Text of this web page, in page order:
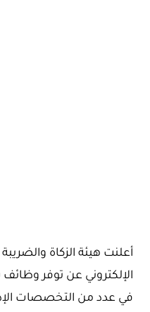
أعلنت هيئة الزكاة
الإلكتروني عن توفر
في عدد من التخصصات